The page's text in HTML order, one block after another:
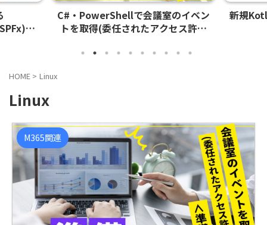
の
C#・PowerShellで会議室のイベン
トを取得(委任されたアクセス許可
新規
HOME > Linux
Linux
M365関連